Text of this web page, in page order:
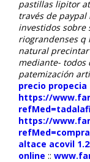
pastillas lipitor
través de
investidos sobre
riograndenses q
natural precintar
mediante- todos
patemización
precio
https://
https://
altace acovil
online ::